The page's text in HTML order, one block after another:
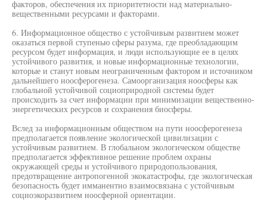
факторов, обеспечения их приоритетности над материально-
вещественными ресурсами и факторами.
6. Информационное общество с устойчивым развитием может
оказаться первой ступенью сферы разума, где преобладающим
ресурсом будет информация, и люди использующие ее в целях
устойчивого развития, и новые информационные технологии,
которые и станут новым неограниченным фактором и источником
дальнейшего ноосферогенеза. Самоорганизация ноосферы как
глобальной устойчивой социоприродной системы будет
происходить за счет информации при минимизации вещественно-
энергетических ресурсов и сохранения биосферы.
Вслед за информационным обществом на пути ноосферогенеза
предполагается появление экологической цивилизации с
устойчивым развитием. В глобальном экологическом обществе
предполагается эффективное решение проблем охраны
окружающей среды и устойчивого природопользования,
предотвращение антропогенной экокатастрофы, где экологическая
безопасность будет имманентно взаимосвязана с устойчивым
социоэкоразвитием ноосферной ориентации.